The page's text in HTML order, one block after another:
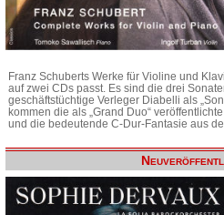
Franz Schuberts Werke für Violine und
auf zwei CDs passt. Es sind die drei
geschäftstüchtige Verleger Diabelli als
kommen die als „Grand Duo“
und die bedeutende C-Dur-Fantasie aus